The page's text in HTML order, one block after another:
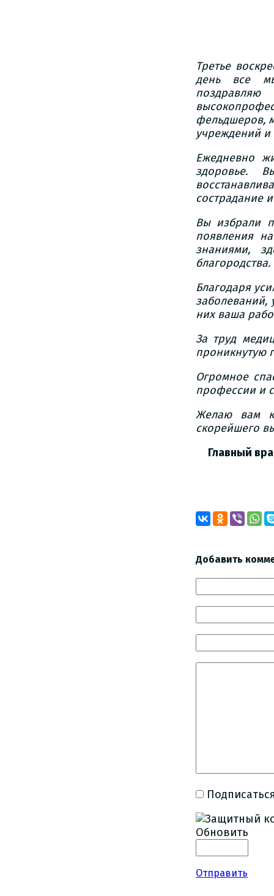
Третье
день все
фельдшеров,
учреждений и
Ежедневно
здоровье.
сострадание
Вы избрали
появления
знаниями,
благородства.
Благодаря
заболеваний,
них ваша
За труд
проникнутую
Огромное
профессии и
Желаю вам
скорейшего
Главный
Добавить
Обновить
Отправить